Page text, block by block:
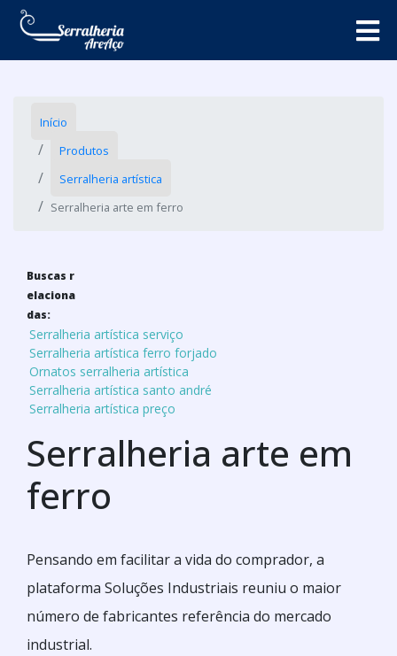
Início
Produtos
Serralheria artística
Serralheria arte em ferro
Buscas r
elaciona
das:
Serralheria artística serviço
Serralheria artística ferro forjado
Ornatos serralheria artística
Serralheria artística santo andré
Serralheria artística preço
Serralheria arte em
ferro
Pensando em facilitar a vida do comprador, a
plataforma Soluções Industriais reuniu o maior
número de fabricantes referência do mercado
industrial.